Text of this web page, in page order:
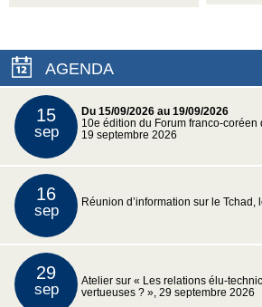
AGENDA
15
sep
Du 15/09/2026 au 19/09/2026
10e édition du Forum franco-coréen
19 septembre 2026
16
sep Réunion d’information sur le Tchad,
29
sep
Atelier sur « Les relations élu-
vertueuses ? », 29 septembre 2026